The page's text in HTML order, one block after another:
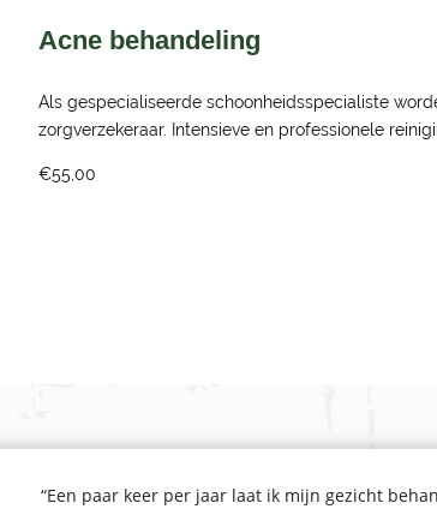
Acne behandeling
Als gespecialiseerde schoonheidsspecialiste
zorgverzekeraar. Intensieve en professionele
€55,00
“Een paar keer per jaar laat ik mijn gezicht